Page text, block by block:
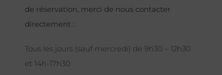
de réservation, merci de nous contacter
directement :
Tous les jours (sauf mercredi) de 9h30 – 12h30
et 14h-17h30